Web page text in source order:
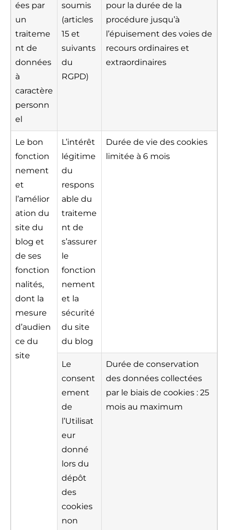
ées par
un
traiteme
nt de
données
à
caractère
personn
el
soumis
(articles
15 et
suivants
du
RGPD)
pour la durée de la
procédure jusqu’à
l’épuisement des voies de
recours ordinaires et
extraordinaires
Le bon
fonction
nement
et
l’amélior
ation du
site du
blog et
de ses
fonction
nalités,
dont la
mesure
d’audien
ce du
site
L’intérêt
légitime
du
respons
able du
traiteme
nt de
s’assurer
le
fonction
nement
et la
sécurité
du site
du blog
Durée de vie des cookies
limitée à 6 mois
Le
consent
ement
de
l’Utilisat
eur
donné
lors du
dépôt
des
cookies
non
Durée de conservation
des données collectées
par le biais de cookies : 25
mois au maximum